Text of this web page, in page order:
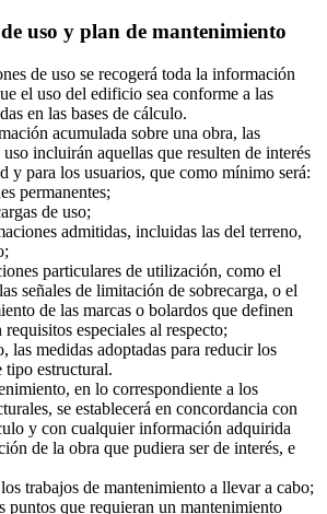
uso y plan de mantenimiento
de uso se recogerá toda la información
el uso del edificio sea conforme a las
en las bases de cálculo.
acumulada sobre una obra, las
incluirán aquellas que resulten de interés
y para los usuarios, que como mínimo será:
permanentes;
de uso;
admitidas, incluidas las del terreno,
particulares de utilización, como el
señales de limitación de sobrecarga, o el
de las marcas o bolardos que definen
requisitos especiales al respecto;
las medidas adoptadas para reducir los
tipo estructural.
en lo correspondiente a los
se establecerá en concordancia con
y con cualquier información adquirida
de la obra que pudiera ser de interés, e
trabajos de mantenimiento a llevar a cabo;
puntos que requieran un mantenimiento